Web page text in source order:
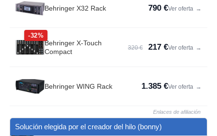
Behringer X32 Rack 790 €Ver oferta →
-32%
Behringer X-Touch
Compact
320 € 217 €Ver oferta →
Behringer WING Rack 1.385 €Ver oferta →
Enlaces de afiliación
Solución elegida por el creador del hilo (bonny)